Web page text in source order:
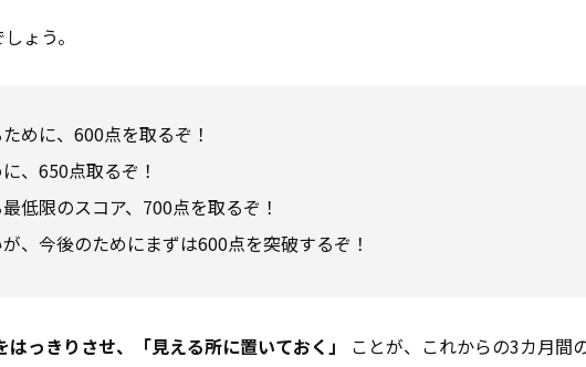
ょう。
めに、600点を取るぞ！
、650点取るぞ！
低限のスコア、700点を取るぞ！
、今後のためにまずは600点を突破するぞ！
はっきりさせ、「見える所に置いておく」
ことが、これからの3カ月間